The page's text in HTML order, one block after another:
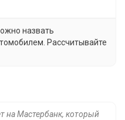
назвать
Рассчитывайте
на Мастербанк, который